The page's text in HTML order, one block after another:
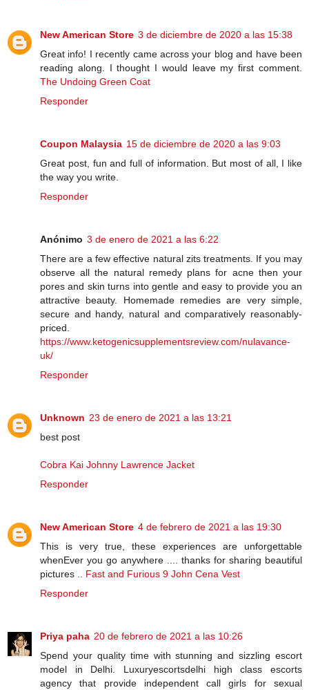
New American Store 3 de diciembre de 2020 a las 15:38
Great info! I recently came across your blog and have been
reading along. I thought I would leave my first comment.
The Undoing Green Coat
Responder
Coupon Malaysia 15 de diciembre de 2020 a las 9:03
Great post, fun and full of information. But most of all, I like
the way you write.
Responder
Anónimo 3 de enero de 2021 a las 6:22
There are a few effective natural zits treatments. If you may
observe all the natural remedy plans for acne then your
pores and skin turns into gentle and easy to provide you an
attractive beauty. Homemade remedies are very simple,
secure and handy, natural and comparatively reasonably-
priced.
https://www.ketogenicsupplementsreview.com/nulavance-
uk/
Responder
Unknown 23 de enero de 2021 a las 13:21
best post
Cobra Kai Johnny Lawrence Jacket
Responder
New American Store 4 de febrero de 2021 a las 19:30
This is very true, these experiences are unforgettable
whenEver you go anywhere .... thanks for sharing beautiful
pictures .. Fast and Furious 9 John Cena Vest
Responder
Priya paha 20 de febrero de 2021 a las 10:26
Spend your quality time with stunning and sizzling escort
model in Delhi. Luxuryescortsdelhi high class escorts
agency that provide independent call girls for sexual